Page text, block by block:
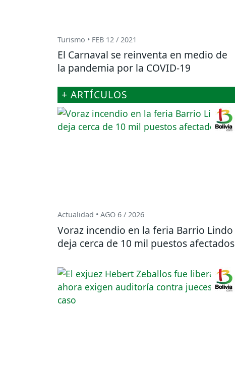
Turismo • FEB 12 / 2021
El Carnaval se reinventa en medio de
la pandemia por la COVID-19
+ ARTÍCULOS
Actualidad • AGO 6 / 2026
Voraz incendio en la feria Barrio Lindo
deja cerca de 10 mil puestos afectados